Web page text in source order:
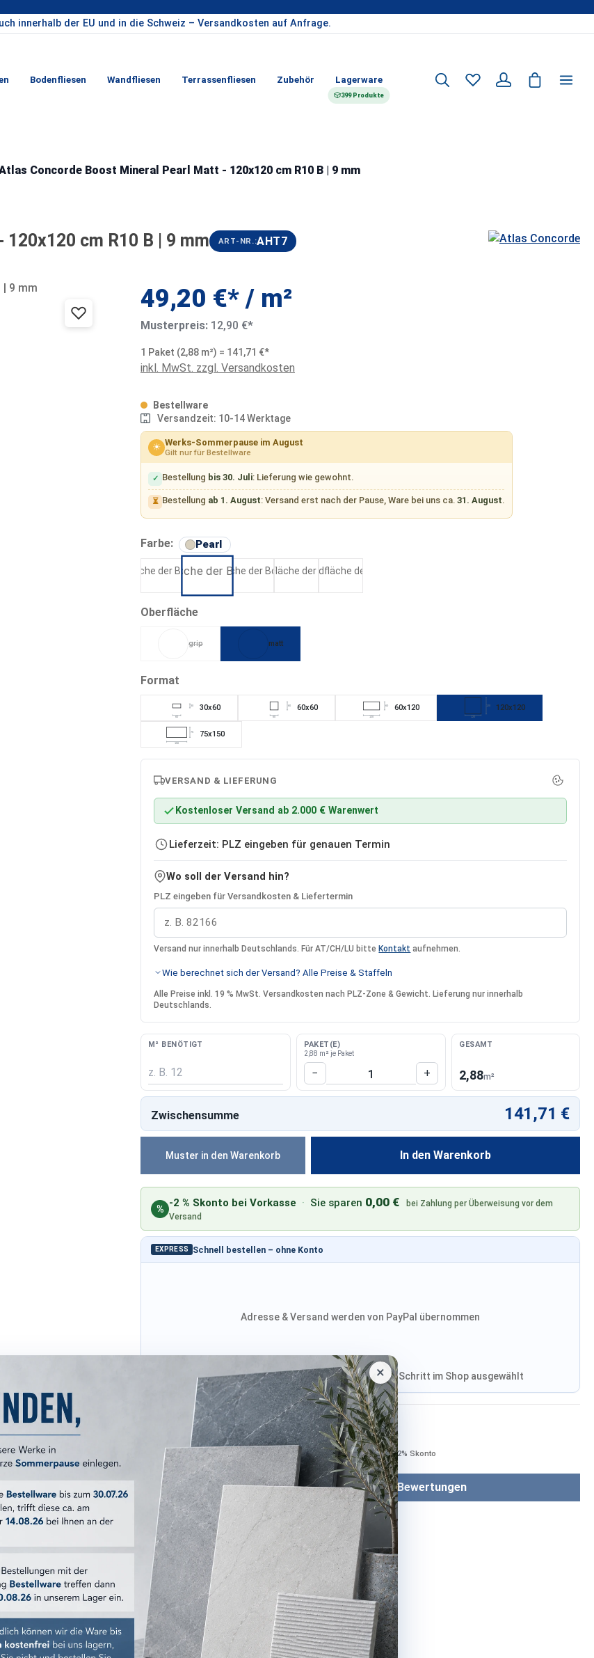
innerhalb der EU und in die Schweiz – Versandkosten auf Anfrage.
Bodenfliesen Wandfliesen Terrassenfliesen Zubehör Lagerware
399 Produkte
×
Concorde Boost Mineral Pearl Matt - 120x120 cm R10 B | 9 mm
cm R10 B | 9 mm ART-NR.:AHT7
49,20 €* / m²
Musterpreis: 12,90 €*
1 Paket (2,88 m²) = 141,71 €*
inkl. MwSt. zzgl. Versandkosten
Bestellware
Versandzeit: 10-14 Werktage
☀ Werks-Sommerpause im August
Gilt nur für Bestellware
✓ Bestellung bis 30. Juli: Lieferung wie gewohnt.
⏳ Bestellung ab 1. August: Versand erst nach der Pause, Ware bei uns ca.31. August.
Farbe: Pearl auswählen
Oberflächeauswählen
grip matt
Format
60
30 30x60
60
60 60x60
120
60 60x120
120
120 120x120
150
75 75x150
VERSAND & LIEFERUNG
Kostenloser Versand ab 2.000 € Warenwert
Lieferzeit: PLZ eingeben für genauen Termin
Wo soll der Versand hin?
PLZ eingeben für Versandkosten & Liefertermin
Versand nur innerhalb Deutschlands. Für AT/CH/LU bitte Kontakt aufnehmen.
Wie berechnet sich der Versand? Alle Preise & Staffeln
Alle Preise inkl. 19 % MwSt. Versandkosten nach PLZ-Zone & Gewicht. Lieferung nur innerhalb
Deutschlands.
M² BENÖTIGT PAKET(E)
2,88 m² je Paket
Produkt Anzahl: Gib den
− +
GESAMT
2,88m²
In den Warenkorb
EXPRESS Schnell bestellen – ohne Konto
Adresse & Versand werden von PayPal übernommen
Adresse von Klarna, Versand wird im finalen Schritt im Shop ausgewählt
Zwischensumme 141,71 €
% -2 % Skonto bei Vorkasse · Sie sparen 0,00 €
bei Zahlung per Überweisung vor dem
Versand
Muster in den Warenkorb
Bezahlen mit
Bei Bezahlung per Vorkasse −2% Skonto
Versandkosten Bewertungen
Boost Mineral
120x120 cm
beige